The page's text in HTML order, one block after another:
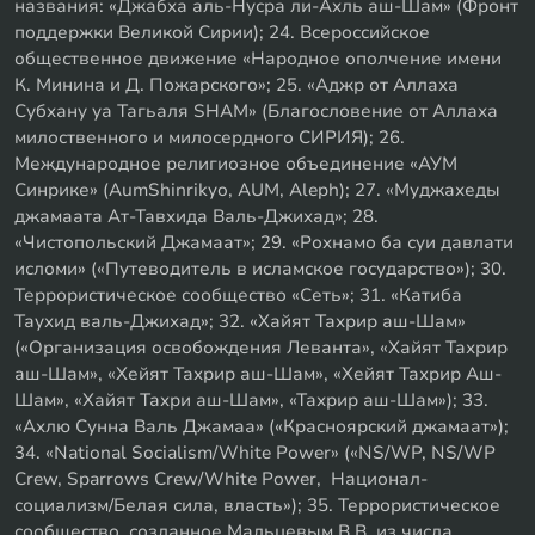
названия: «Джабха аль-Нусра ли-Ахль аш-Шам» (Фронт
поддержки Великой Сирии); 24. Всероссийское
общественное движение «Народное ополчение имени
К. Минина и Д. Пожарского»; 25. «Аджр от Аллаха
Субхану уа Тагьаля SHAM» (Благословение от Аллаха
милоственного и милосердного СИРИЯ); 26.
Международное религиозное объединение «АУМ
Синрике» (AumShinrikyo, AUM, Aleph); 27. «Муджахеды
джамаата Ат-Тавхида Валь-Джихад»; 28.
«Чистопольский Джамаат»; 29. «Рохнамо ба суи давлати
исломи» («Путеводитель в исламское государство»); 30.
Террористическое сообщество «Сеть»; 31. «Катиба
Таухид валь-Джихад»; 32. «Хайят Тахрир аш-Шам»
(«Организация освобождения Леванта», «Хайят Тахрир
аш-Шам», «Хейят Тахрир аш-Шам», «Хейят Тахрир Аш-
Шам», «Хайят Тахри аш-Шам», «Тахрир аш-Шам»); 33.
«Ахлю Сунна Валь Джамаа» («Красноярский джамаат»);
34. «National Socialism/White Power» («NS/WP, NS/WP
Crew, Sparrows Crew/White Power, Национал-
социализм/Белая сила, власть»); 35. Террористическое